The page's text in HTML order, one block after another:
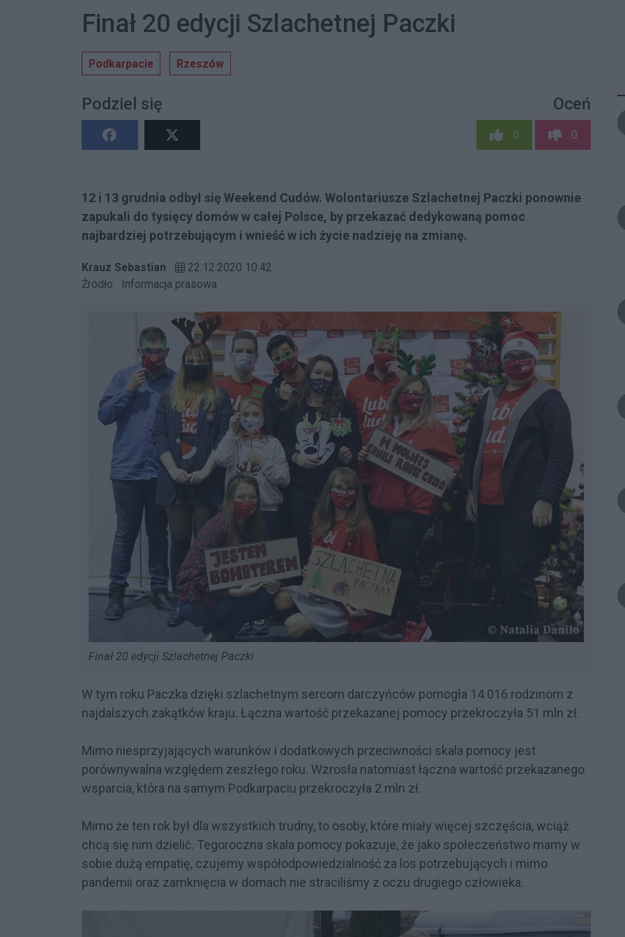
Finał 20 edycji Szlachetnej Paczki
Podkarpacie Rzeszów
Podziel się Oceń
0 0
12 i 13 grudnia odbył się Weekend Cudów. Wolontariusze Szlachetnej Paczki ponownie
zapukali do tysięcy domów w całej Polsce, by przekazać dedykowaną pomoc
najbardziej potrzebującym i wnieść w ich życie nadzieję na zmianę.
Krauz Sebastian
22.12.2020 10:42
Źródło:
Informacja prasowa
Finał 20 edycji Szlachetnej Paczki
W tym roku Paczka dzięki szlachetnym sercom darczyńców pomogła 14 016 rodzinom z
najdalszych zakątków kraju. Łączna wartość przekazanej pomocy przekroczyła 51 mln zł.
Mimo niesprzyjających warunków i dodatkowych przeciwności skala pomocy jest
porównywalna względem zeszłego roku. Wzrosła natomiast łączna wartość przekazanego
wsparcia, która na samym Podkarpaciu przekroczyła 2 mln zł.
Mimo że ten rok był dla wszystkich trudny, to osoby, które miały więcej szczęścia, wciąż
chcą się nim dzielić. Tegoroczna skala pomocy pokazuje, że jako społeczeństwo mamy w
sobie dużą empatię, czujemy współodpowiedzialność za los potrzebujących i mimo
pandemii oraz zamknięcia w domach nie straciliśmy z oczu drugiego człowieka.